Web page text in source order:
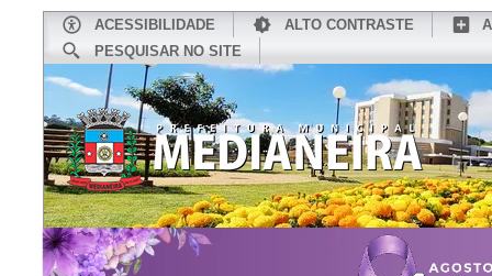
ACESSIBILIDADE ALTO CONTRASTE
PESQUISAR NO SITE
CONHEÇA MEDIANEIRA